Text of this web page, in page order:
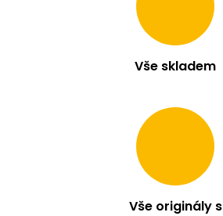
Vše skladem
Vše originály s